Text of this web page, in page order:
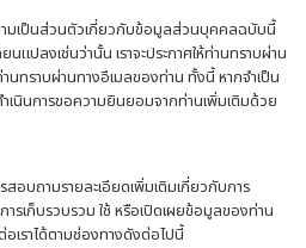
มเป็นส่วนตัวเกี่ยวกับข้อมูลส่วนบุคคลฉบับนี้
นแปลงเช่นว่านั้น เราจะประกาศให้ท่านทราบผ่าน
านทราบผ่านทางอีเมลของท่าน ทั้งนี้ หากจำเป็น
เนินการขอความยินยอมจากท่านเพิ่มเติมด้วย
ถามรายละเอียดเพิ่มเติมเกี่ยวกับการ
เก็บรวบรวม ใช้ หรือเปิดเผยข้อมูลของท่าน
เราได้ตามช่องทางดังต่อไปนี้